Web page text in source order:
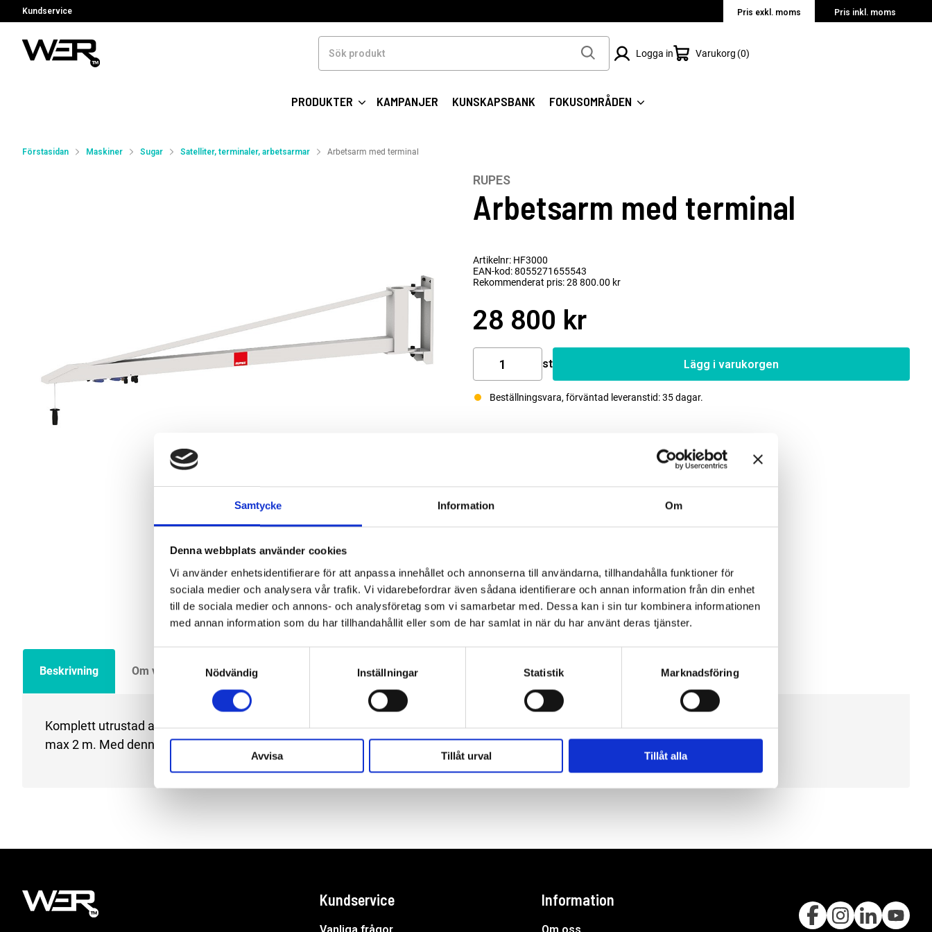
Samtycke Information Om
Denna webbplats använder cookies
Vi använder enhetsidentifierare för att anpassa innehållet och annonserna till användarna, tillhandahålla funktioner för
sociala medier och analysera vår trafik. Vi vidarebefordrar även sådana identifierare och annan information från din enhet
till de sociala medier och annons- och analysföretag som vi samarbetar med. Dessa kan i sin tur kombinera informationen
med annan information som du har tillhandahållit eller som de har samlat in när du har använt deras tjänster.
Nödvändig
Inställningar Statistik Marknadsföring
Avvisa Tillåt urval Tillåt alla
Kundservice Pris exkl. moms Pris inkl. moms
produkt
Logga in Varukorg 0
PRODUKTER KAMPANJER KUNSKAPSBANK FOKUSOMRÅDEN
Förstasidan Maskiner Sugar Satelliter, terminaler, arbetsarmar Arbetsarm med terminal
RUPES
Arbetsarm med terminal
Artikelnr: HF3000
EAN-kod: 8055271655543
Rekommenderat pris: 28 800.00 kr
28 800 kr
st Lägg i varukorgen
Beställningsvara, förväntad leveranstid: 35 dagar.
Beskrivning Om varumärket Filer
Komplett utrustad arm med anslutningar för 2 st dammslangar. Armen ska monteras på en höjd av
max 2 m. Med denna arbetsarm så täcker man ett område av 25m2.
Kundservice Information